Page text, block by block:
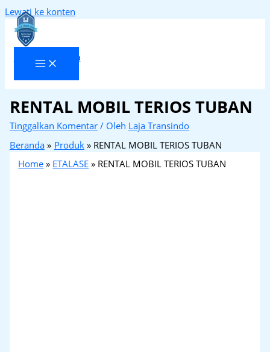
Lewati ke konten
Laja Transindo
RENTAL MOBIL TERIOS TUBAN
Tinggalkan Komentar / Oleh Laja Transindo
Beranda
Produk
RENTAL MOBIL TERIOS TUBAN
Home » ETALASE » RENTAL MOBIL TERIOS TUBAN